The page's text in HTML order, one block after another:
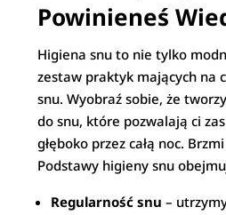
Powinieneś
Higiena snu to nie tylko
zestaw praktyk mających na
snu. Wyobraź sobie, że
do snu, które pozwalają ci
głęboko przez całą noc.
Podstawy higieny snu
Regularność snu –